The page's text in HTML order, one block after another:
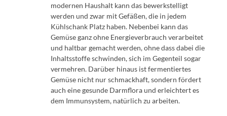
modernen Haushalt kann das bewerkstelligt
werden und zwar mit Gefäßen, die in jedem
Kühlschank Platz haben. Nebenbei kann das
Gemüse ganz ohne Energieverbrauch verarbeitet
und haltbar gemacht werden, ohne dass dabei die
Inhaltsstoffe schwinden, sich im Gegenteil sogar
vermehren. Darüber hinaus ist fermentiertes
Gemüse nicht nur schmackhaft, sondern fördert
auch eine gesunde Darmflora und erleichtert es
dem Immunsystem, natürlich zu arbeiten.